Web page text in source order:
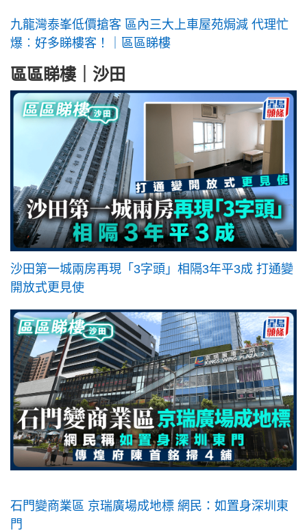
九龍灣泰峯低價搶客 區內三大上車屋苑焗減 代理忙
爆︰好多睇樓客！｜區區睇樓
區區睇樓｜沙田
沙田第一城兩房再現「3字頭」相隔3年平3成 打通變
開放式更見使
石門變商業區 京瑞廣場成地標 網民：如置身深圳東
門